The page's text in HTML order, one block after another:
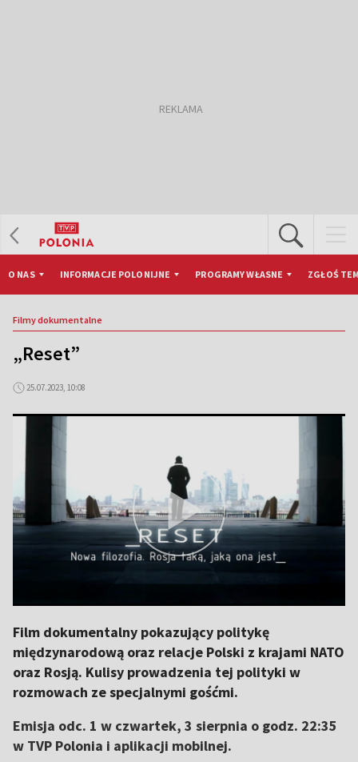
O NAS INFORMACJE POLONIJNE PROGRAMY WŁASNE ZGŁOŚ
Filmy dokumentalne
„Reset”
25.07.2023, 10:08
Film dokumentalny pokazujący politykę
międzynarodową oraz relacje Polski z krajami NATO
oraz Rosją. Kulisy prowadzenia tej polityki w
rozmowach ze specjalnymi gośćmi.
Emisja odc. 1 w czwartek, 3 sierpnia o godz. 22:35
w TVP Polonia i aplikacji mobilnej.